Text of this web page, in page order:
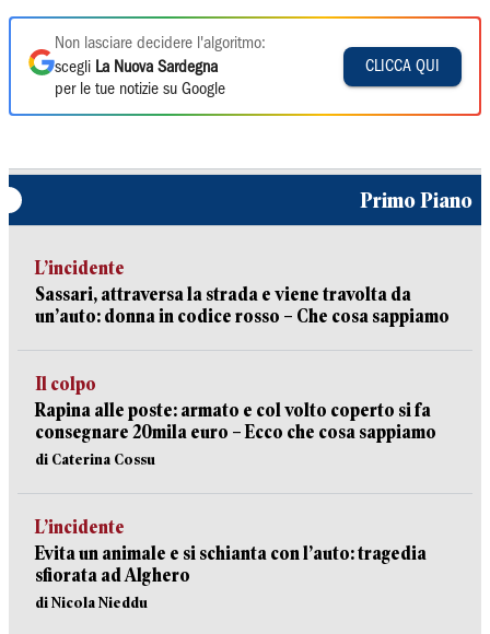
Non lasciare decidere l'algoritmo:
scegli La Nuova Sardegna
per le tue notizie su Google
CLICCA QUI
Primo Piano
L’incidente
Sassari, attraversa la strada e viene travolta da
un’auto: donna in codice rosso – Che cosa sappiamo
Il colpo
Rapina alle poste: armato e col volto coperto si fa
consegnare 20mila euro – Ecco che cosa sappiamo
di Caterina Cossu
L’incidente
Evita un animale e si schianta con l’auto: tragedia
sfiorata ad Alghero
di Nicola Nieddu